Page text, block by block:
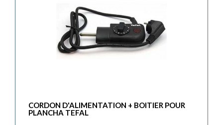
CORDON D'ALIMENTATION + BOITIER POUR
PLANCHA TEFAL